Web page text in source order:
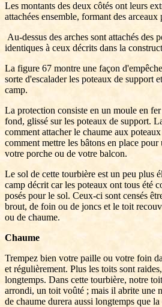
Les montants des deux côtés ont leurs
attachées ensemble, formant des arceaux
Au-dessus des arches sont attachés des
identiques à ceux décrits dans la
La figure 67 montre une façon
sorte d'escalader les poteaux de support
camp.
La protection consiste en un moule en
fond, glissé sur les poteaux de support.
comment attacher le chaume aux
comment mettre les bâtons en place
votre porche ou de votre balcon.
Le sol de cette tourbière est un peu plus
camp décrit car les poteaux ont tous été
posés pour le sol. Ceux-ci sont censés
brout, de foin ou de joncs et le toit
ou de chaume.
Chaume
Trempez bien votre paille ou votre foin
et régulièrement. Plus les toits sont
longtemps. Dans cette tourbière, notre
arrondi, un toit voûté ; mais il abrite une
de chaume durera aussi longtemps que la